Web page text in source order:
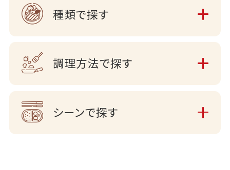
種類で探す
調理方法で探す
シーンで探す